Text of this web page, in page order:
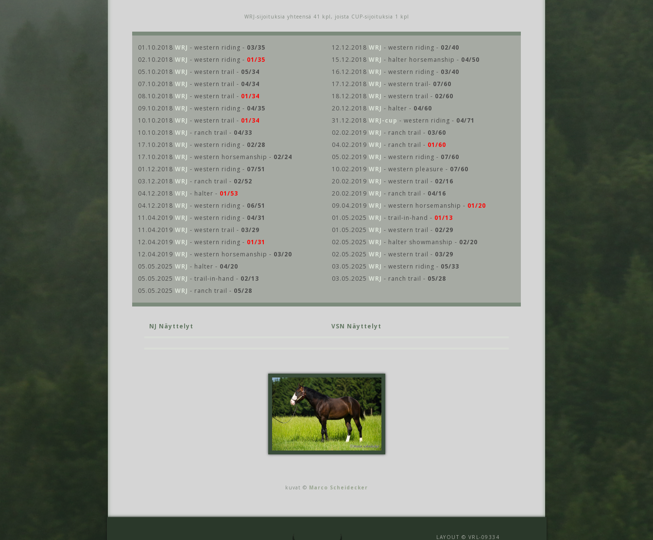
WRJ-sijoituksia yhteensä 41 kpl, joista CUP-sijoituksia 1 kpl
01.10.2018 WRJ - western riding - 03/35
02.10.2018 WRJ - western riding - 01/35
05.10.2018 WRJ - western trail - 05/34
07.10.2018 WRJ - western trail - 04/34
08.10.2018 WRJ - western trail - 01/34
09.10.2018 WRJ - western riding - 04/35
10.10.2018 WRJ - western trail - 01/34
10.10.2018 WRJ - ranch trail - 04/33
17.10.2018 WRJ - western riding - 02/28
17.10.2018 WRJ - western horsemanship - 02/24
01.12.2018 WRJ - western riding - 07/51
03.12.2018 WRJ - ranch trail - 02/52
04.12.2018 WRJ - halter - 01/53
04.12.2018 WRJ - western riding - 06/51
11.04.2019 WRJ - western riding - 04/31
11.04.2019 WRJ - western trail - 03/29
12.04.2019 WRJ - western riding - 01/31
12.04.2019 WRJ - western horsemanship - 03/20
05.05.2025 WRJ - halter - 04/20
05.05.2025 WRJ - trail-in-hand - 02/13
05.05.2025 WRJ - ranch trail - 05/28
12.12.2018 WRJ - western riding - 02/40
15.12.2018 WRJ - halter horsemanship - 04/50
16.12.2018 WRJ - western riding - 03/40
17.12.2018 WRJ - western trail- 07/60
18.12.2018 WRJ - western trail - 02/60
20.12.2018 WRJ - halter - 04/60
31.12.2018 WRJ-cup - western riding - 04/71
02.02.2019 WRJ - ranch trail - 03/60
04.02.2019 WRJ - ranch trail - 01/60
05.02.2019 WRJ - western riding - 07/60
10.02.2019 WRJ - western pleasure - 07/60
20.02.2019 WRJ - western trail - 02/16
20.02.2019 WRJ - ranch trail - 04/16
09.04.2019 WRJ - western horsemanship - 01/20
01.05.2025 WRJ - trail-in-hand - 01/13
01.05.2025 WRJ - western trail - 02/29
02.05.2025 WRJ - halter showmanship - 02/20
02.05.2025 WRJ - western trail - 03/29
03.05.2025 WRJ - western riding - 05/33
03.05.2025 WRJ - ranch trail - 05/28
NJ Näyttelyt VSN Näyttelyt
kuvat © Marco Scheidecker
LAYOUT © VRL-09334